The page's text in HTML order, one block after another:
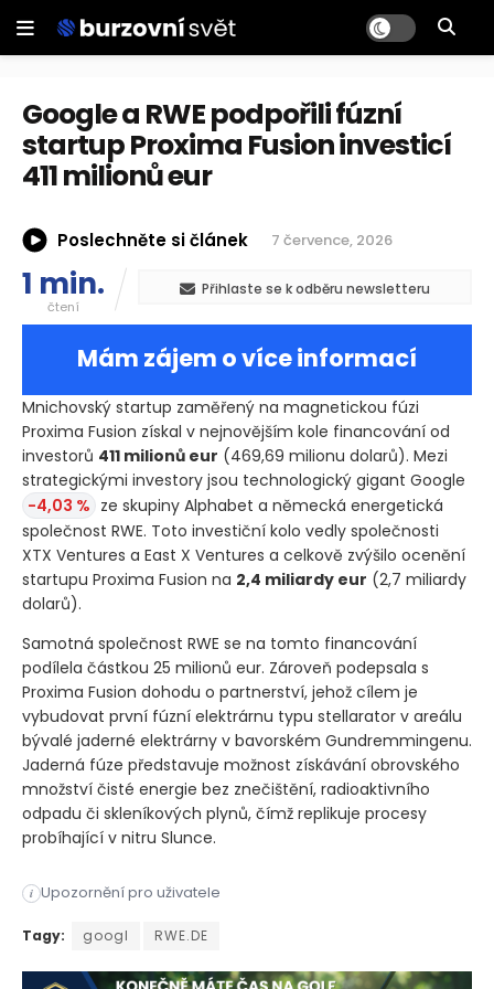
Google a RWE podpořili fúzní
startup Proxima Fusion investicí
411 milionů eur
Poslechněte si článek 7 července, 2026
1 min.
čtení
Přihlaste se k odběru newsletteru
Mám zájem o více informací
Mnichovský startup zaměřený na magnetickou fúzi
Proxima Fusion získal v nejnovějším kole financování od
investorů 411 milionů eur (469,69 milionu dolarů). Mezi
strategickými investory jsou technologický gigant Google
-4,03 % ze skupiny Alphabet a německá energetická
společnost RWE. Toto investiční kolo vedly společnosti
XTX Ventures a East X Ventures a celkově zvýšilo ocenění
startupu Proxima Fusion na 2,4 miliardy eur (2,7 miliardy
dolarů).
Samotná společnost RWE se na tomto financování
podílela částkou 25 milionů eur. Zároveň podepsala s
Proxima Fusion dohodu o partnerství, jehož cílem je
vybudovat první fúzní elektrárnu typu stellarator v areálu
bývalé jaderné elektrárny v bavorském Gundremmingenu.
Jaderná fúze představuje možnost získávání obrovského
množství čisté energie bez znečištění, radioaktivního
odpadu či skleníkových plynů, čímž replikuje procesy
probíhající v nitru Slunce.
i Upozornění pro uživatele
Mnichovský startup zaměřený na magnetickou fúzi
Tagy: googl RWE.DE